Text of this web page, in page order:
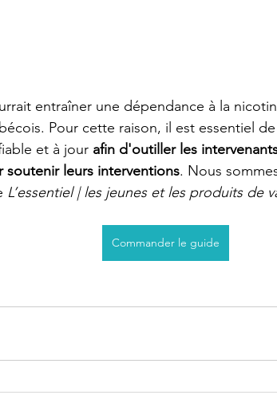
entraîner une dépendance à la
Pour cette raison, il est essentiel
et à jour afin d'outiller les
soutenir leurs interventions. Nous
L’essentiel | les jeunes et les produits de
Commander le guide